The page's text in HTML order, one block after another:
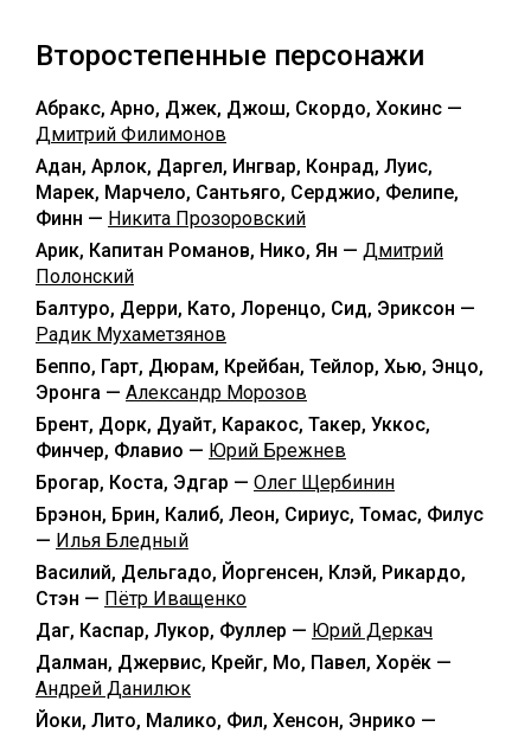
Второстепенные персонажи
Абракс, Арно, Джек, Джош, Скордо, Хокинс —
Дмитрий Филимонов
Адан, Арлок, Даргел, Ингвар, Конрад, Луис,
Марек, Марчело, Сантьяго, Серджио, Фелипе,
Финн — Никита Прозоровский
Арик, Капитан Романов, Нико, Ян — Дмитрий
Полонский
Балтуро, Дерри, Като, Лоренцо, Сид, Эриксон —
Радик Мухаметзянов
Беппо, Гарт, Дюрам, Крейбан, Тейлор, Хью, Энцо,
Эронга — Александр Морозов
Брент, Дорк, Дуайт, Каракос, Такер, Уккос,
Финчер, Флавио — Юрий Брежнев
Брогар, Коста, Эдгар — Олег Щербинин
Брэнон, Брин, Калиб, Леон, Сириус, Томас, Филус
— Илья Бледный
Василий, Дельгадо, Йоргенсен, Клэй, Рикардо,
Стэн — Пётр Иващенко
Даг, Каспар, Лукор, Фуллер — Юрий Деркач
Далман, Джервис, Крейг, Мо, Павел, Хорёк —
Андрей Данилюк
Йоки, Лито, Малико, Фил, Хенсон, Энрико —